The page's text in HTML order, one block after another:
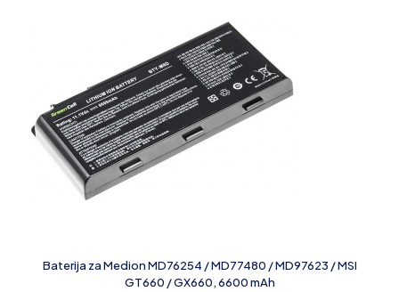
Baterija za Medion MD76254 / MD77480 / MD97623 / MSI
GT660 / GX660, 6600 mAh